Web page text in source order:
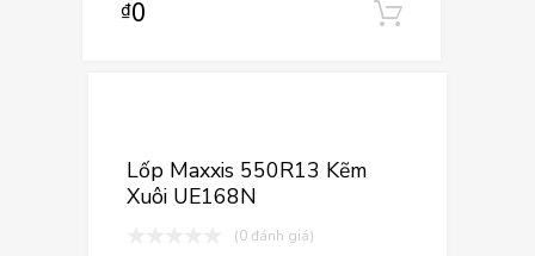
₫0
Lốp Maxxis 550R13 Kẽm
Xuôi UE168N
(0 đánh giá)